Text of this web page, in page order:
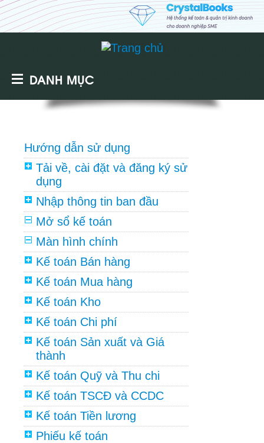
DANH MỤC
Hướng dẫn sử dụng
Tải về, cài đặt và đăng ký sử
dụng
Nhập thông tin ban đầu
Mở sổ kế toán
Màn hình chính
Kế toán Bán hàng
Kế toán Mua hàng
Kế toán Kho
Kế toán Chi phí
Kế toán Sản xuất và Giá
thành
Kế toán Quỹ và Thu chi
Kế toán TSCĐ và CCDC
Kế toán Tiền lương
Phiếu kế toán